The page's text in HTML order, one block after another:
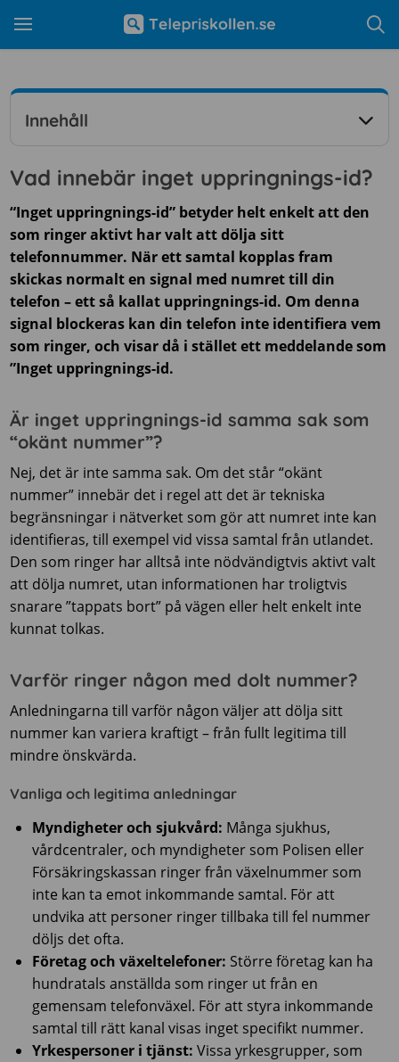
Innehåll
Vad innebär inget uppringnings-id?
“Inget uppringnings-id” betyder helt enkelt att den
som ringer aktivt har valt att dölja sitt
telefonnummer. När ett samtal kopplas fram
skickas normalt en signal med numret till din
telefon – ett så kallat uppringnings-id. Om denna
signal blockeras kan din telefon inte identifiera vem
som ringer, och visar då i stället ett meddelande som
”Inget uppringnings-id.
Är inget uppringnings-id samma sak som
“okänt nummer”?
Nej, det är inte samma sak. Om det står “okänt
nummer” innebär det i regel att det är tekniska
begränsningar i nätverket som gör att numret inte kan
identifieras, till exempel vid vissa samtal från utlandet.
Den som ringer har alltså inte nödvändigtvis aktivt valt
att dölja numret, utan informationen har troligtvis
snarare ”tappats bort” på vägen eller helt enkelt inte
kunnat tolkas.
Varför ringer någon med dolt nummer?
Anledningarna till varför någon väljer att dölja sitt
nummer kan variera kraftigt – från fullt legitima till
mindre önskvärda.
Vanliga och legitima anledningar
Myndigheter och sjukvård: Många sjukhus,
vårdcentraler, och myndigheter som Polisen eller
Försäkringskassan ringer från växelnummer som
inte kan ta emot inkommande samtal. För att
undvika att personer ringer tillbaka till fel nummer
döljs det ofta.
Företag och växeltelefoner: Större företag kan ha
hundratals anställda som ringer ut från en
gemensam telefonväxel. För att styra inkommande
samtal till rätt kanal visas inget specifikt nummer.
Yrkespersoner i tjänst: Vissa yrkesgrupper, som